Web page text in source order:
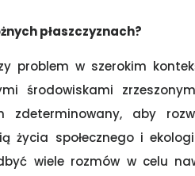
płaszczyznach?
problem w szerokim
środowiskami
zdeterminowany, aby
życia społecznego i
wiele rozmów w celu